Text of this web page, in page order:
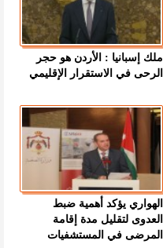
ملك إسبانيا : الأردن هو حجر
الرحى في الاستقرار الإقليمي
الهواري يؤكد أهمية ضبط
العدوى لتقليل مدة إقامة
المرضى في المستشفيات